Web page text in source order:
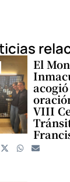
El
VIII